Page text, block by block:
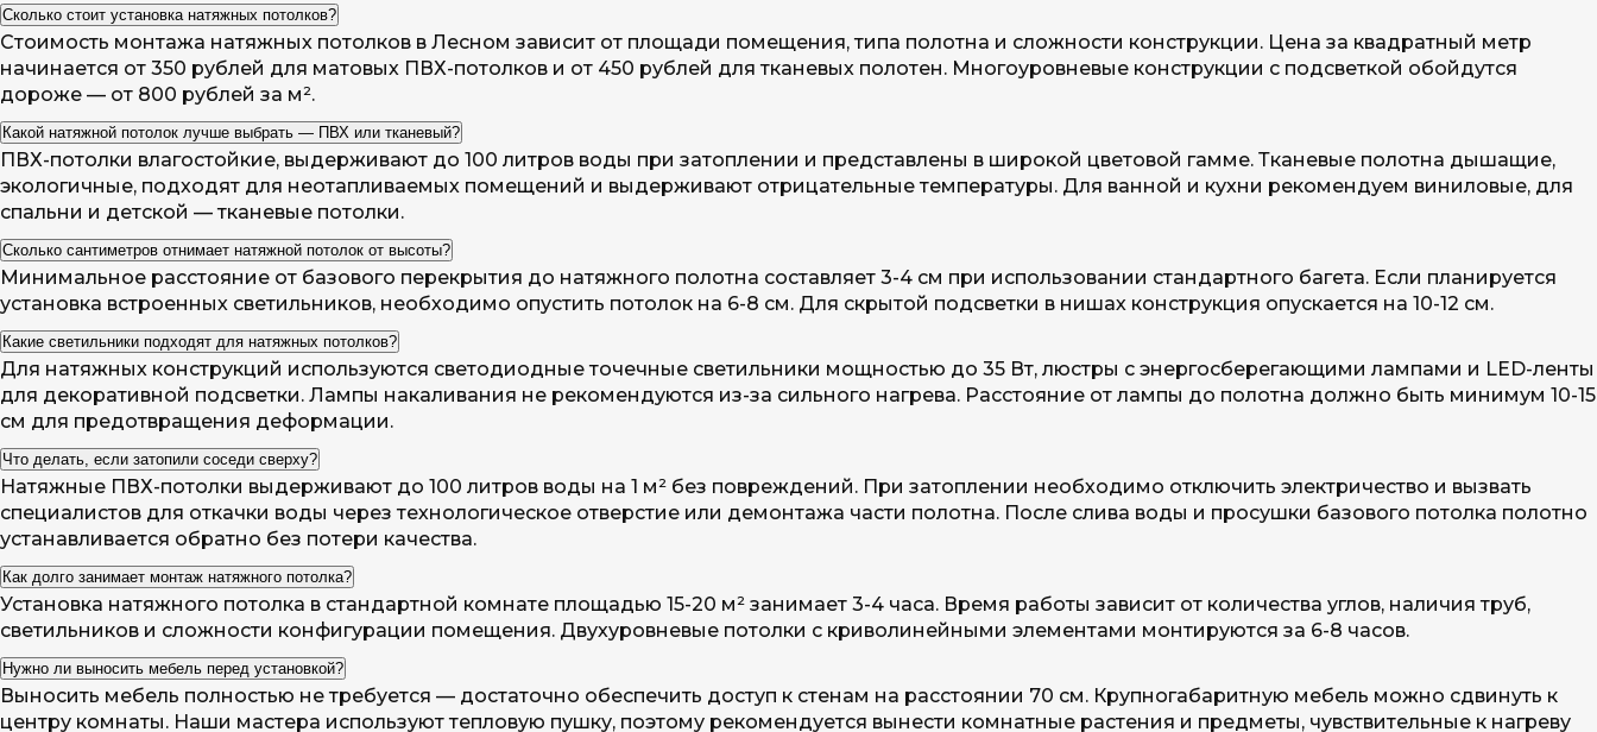
Сколько стоит установка натяжных потолков?
Стоимость монтажа натяжных потолков в Лесном зависит от площади помещения, типа полотна и сложности конструкции. Цена за квадратный метр
начинается от 350 рублей для матовых ПВХ-потолков и от 450 рублей для тканевых полотен. Многоуровневые конструкции с подсветкой обойдутся
дороже — от 800 рублей за м².
Какой натяжной потолок лучше выбрать — ПВХ или тканевый?
ПВХ-потолки влагостойкие, выдерживают до 100 литров воды при затоплении и представлены в широкой цветовой гамме. Тканевые полотна дышащие,
экологичные, подходят для неотапливаемых помещений и выдерживают отрицательные температуры. Для ванной и кухни рекомендуем виниловые, для
спальни и детской — тканевые потолки.
Сколько сантиметров отнимает натяжной потолок от высоты?
Минимальное расстояние от базового перекрытия до натяжного полотна составляет 3-4 см при использовании стандартного багета. Если планируется
установка встроенных светильников, необходимо опустить потолок на 6-8 см. Для скрытой подсветки в нишах конструкция опускается на 10-12 см.
Какие светильники подходят для натяжных потолков?
Для натяжных конструкций используются светодиодные точечные светильники мощностью до 35 Вт, люстры с энергосберегающими лампами и LED-ленты
для декоративной подсветки. Лампы накаливания не рекомендуются из-за сильного нагрева. Расстояние от лампы до полотна должно быть минимум 10-15
см для предотвращения деформации.
Что делать, если затопили соседи сверху?
Натяжные ПВХ-потолки выдерживают до 100 литров воды на 1 м² без повреждений. При затоплении необходимо отключить электричество и вызвать
специалистов для откачки воды через технологическое отверстие или демонтажа части полотна. После слива воды и просушки базового потолка полотно
устанавливается обратно без потери качества.
Как долго занимает монтаж натяжного потолка?
Установка натяжного потолка в стандартной комнате площадью 15-20 м² занимает 3-4 часа. Время работы зависит от количества углов, наличия труб,
светильников и сложности конфигурации помещения. Двухуровневые потолки с криволинейными элементами монтируются за 6-8 часов.
Нужно ли выносить мебель перед установкой?
Выносить мебель полностью не требуется — достаточно обеспечить доступ к стенам на расстоянии 70 см. Крупногабаритную мебель можно сдвинуть к
центру комнаты. Наши мастера используют тепловую пушку, поэтому рекомендуется вынести комнатные растения и предметы, чувствительные к нагреву